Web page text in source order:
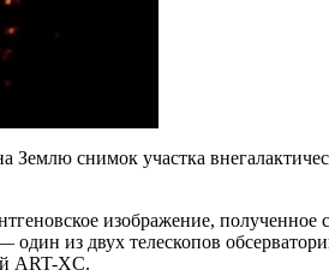
Землю снимок участка
изображение, полученное
из двух телескопов
ART-XC.